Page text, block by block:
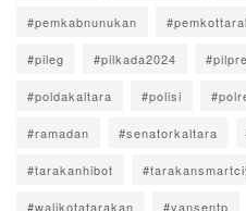
#pemkabnunukan
#pileg #pilkada2024
#poldakaltara #polisi
#ramadan #senatorkaltara
#tarakanhibot
#walikotatarakan #yansentp